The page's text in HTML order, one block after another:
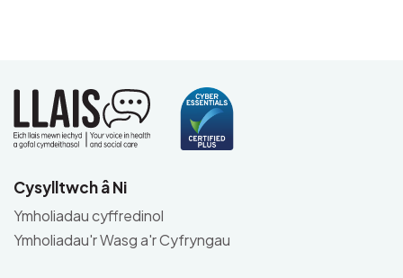
Cysylltwch â Ni
Ymholiadau cyffredinol
Ymholiadau'r Wasg a'r Cyfryngau